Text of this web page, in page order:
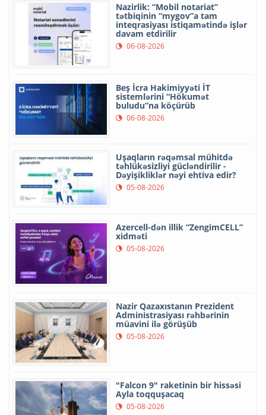
Nazirlik: “Mobil notariat”
tətbiqinin “mygov”a tam
inteqrasiyası istiqamətində işlər
davam etdirilir
06-08-2026
Beş İcra Hakimiyyəti İT
sistemlərini “Hökumət
buludu”na köçürüb
06-08-2026
Uşaqların rəqəmsal mühitdə
təhlükəsizliyi gücləndirilir -
Dəyişikliklər nəyi ehtiva edir?
05-08-2026
Azercell-dən illik “ZengimCELL”
xidməti
05-08-2026
Nazir Qazaxıstanın Prezident
Administrasiyası rəhbərinin
müavini ilə görüşüb
05-08-2026
"Falcon 9" raketinin bir hissəsi
Ayla toqquşacaq
05-08-2026